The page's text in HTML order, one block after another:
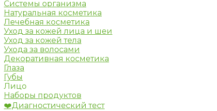
Системы организма
Натуральная косметика
Лечебная косметика
Уход за кожей лица и шеи
Уход за кожей тела
Ухода за волосами
Декоративная косметика
Глаза
Губы
Лицо
Наборы продуктов
❤️Диагностический тест